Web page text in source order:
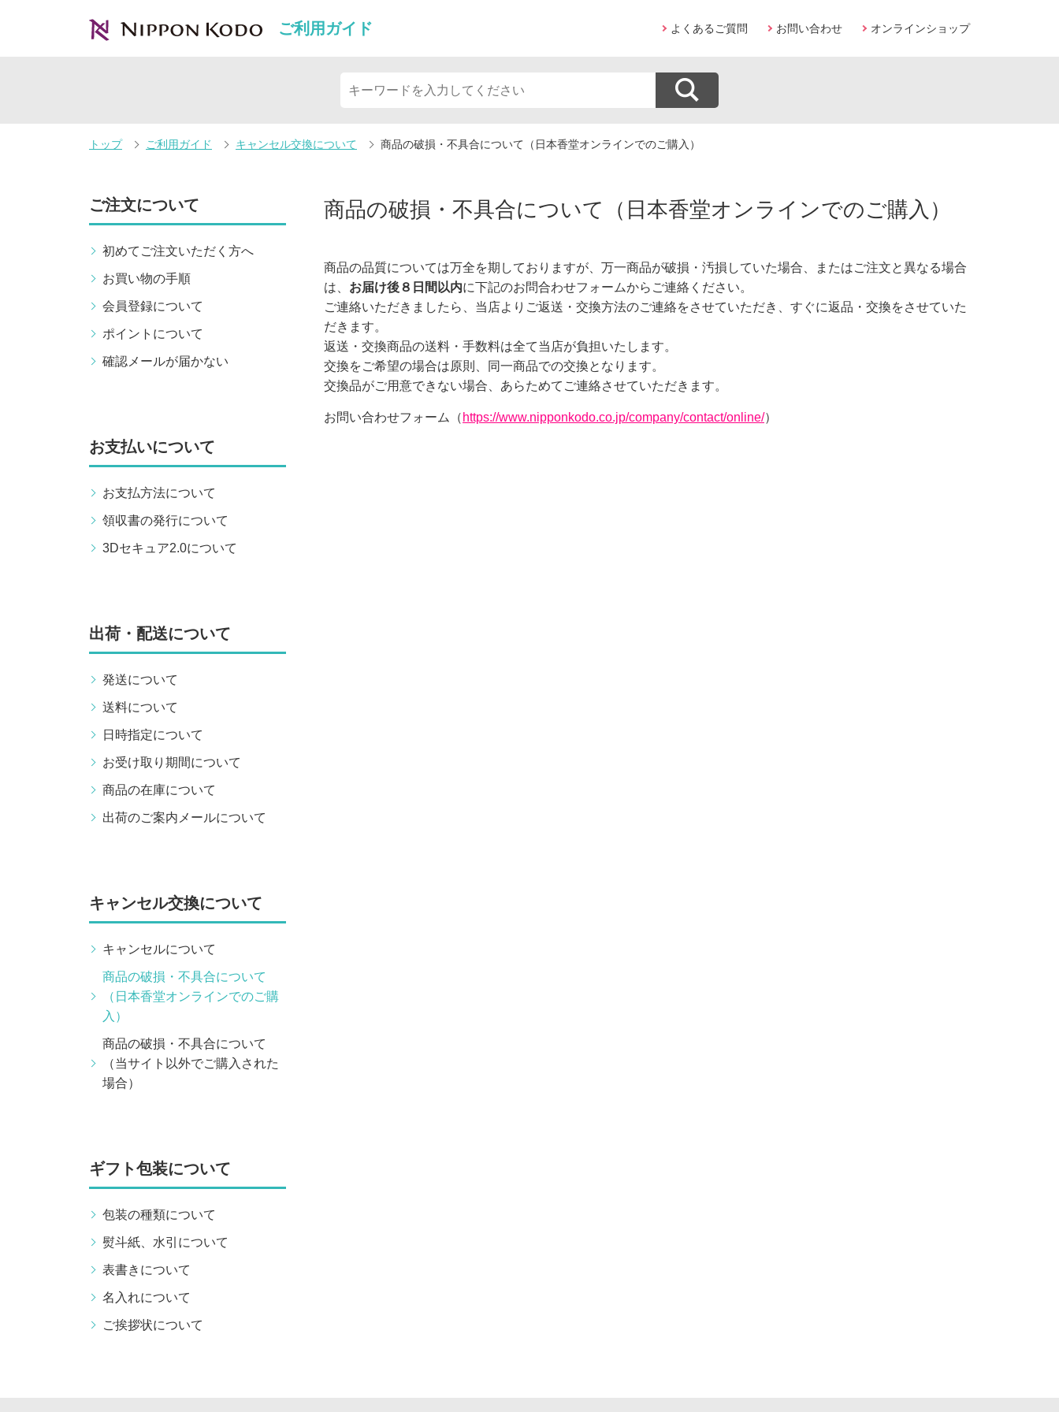
ご利用ガイド よくあるご質問 お問い合わせ オンラインショップ
トップ ご利用ガイド キャンセル交換について 商品の破損・不具合について（日本香堂オンラインでのご購入）
ご注文について
初めてご注文いただく方へ
お買い物の手順
会員登録について
ポイントについて
確認メールが届かない
お支払いについて
お支払方法について
領収書の発行について
3Dセキュア2.0について
出荷・配送について
発送について
送料について
日時指定について
お受け取り期間について
商品の在庫について
出荷のご案内メールについて
キャンセル交換について
キャンセルについて
商品の破損・不具合について
（日本香堂オンラインでのご購
入）
商品の破損・不具合について
（当サイト以外でご購入された
場合）
ギフト包装について
包装の種類について
熨斗紙、水引について
表書きについて
名入れについて
ご挨拶状について
商品の破損・不具合について（日本香堂オンラインでのご購入）
商品の品質については万全を期しておりますが、万一商品が破損・汚損していた場合、またはご注文と異なる場合
は、 お届け後８日間以内に下記のお問合わせフォームからご連絡ください。
ご連絡いただきましたら、当店よりご返送・交換方法のご連絡をさせていただき、すぐに返品・交換をさせていた
だきます。
返送・交換商品の送料・手数料は全て当店が負担いたします。
交換をご希望の場合は原則、同一商品での交換となります。
交換品がご用意できない場合、あらためてご連絡させていただきます。
お問い合わせフォーム（ https://www.nipponkodo.co.jp/company/contact/online/）